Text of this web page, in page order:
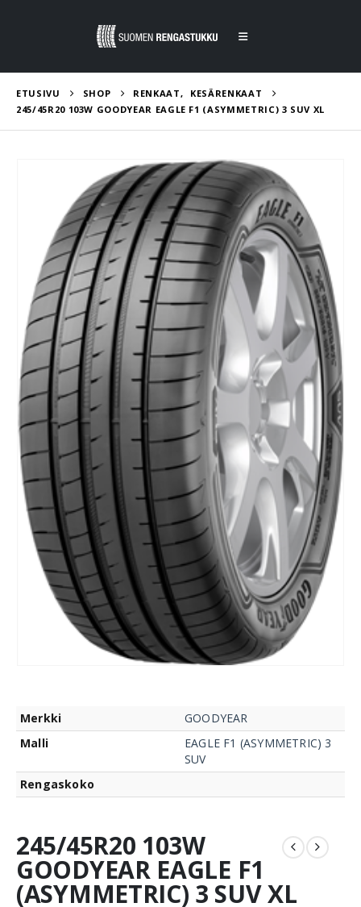
ETUSIVU SHOP RENKAAT,
KESÄRENKAAT
245/45R20 103W GOODYEAR EAGLE F1 (ASYMMETRIC) 3 SUV XL
Merkki
GOODYEAR
Malli
EAGLE F1 (ASYMMETRIC) 3
SUV
Rengaskoko
245/45R20 103W
GOODYEAR EAGLE F1
(ASYMMETRIC) 3 SUV XL